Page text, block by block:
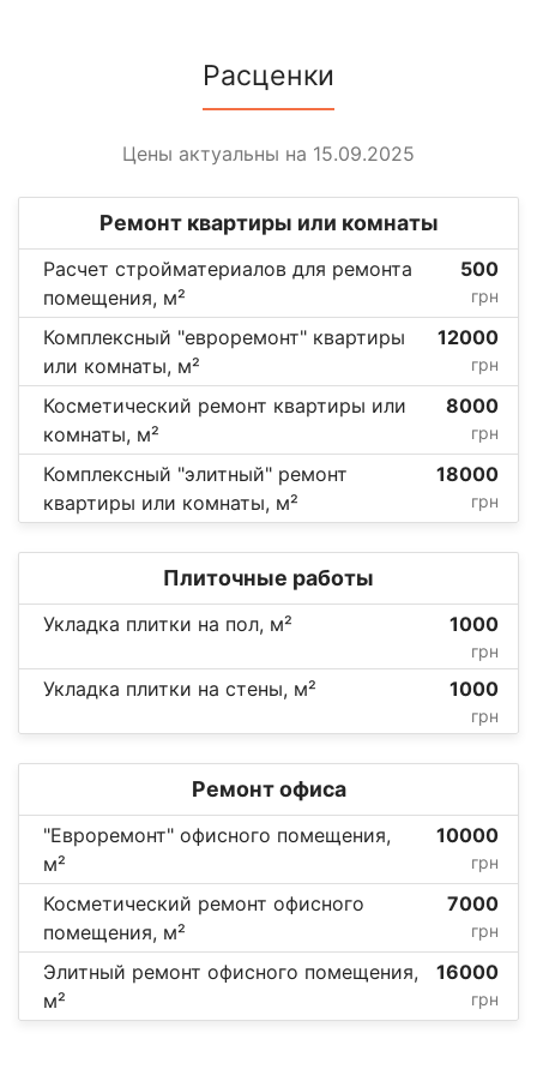
Расценки
Цены актуальны на 15.09.2025
Ремонт квартиры или комнаты
Расчет стройматериалов для ремонта
помещения, м²
500
грн
Комплексный "евроремонт" квартиры
или комнаты, м²
12000
грн
Косметический ремонт квартиры или
комнаты, м²
8000
грн
Комплексный "элитный" ремонт
квартиры или комнаты, м²
18000
грн
Плиточные работы
Укладка плитки на пол, м² 1000
грн
Укладка плитки на стены, м² 1000
грн
Ремонт офиса
"Евроремонт" офисного помещения,
м²
10000
грн
Косметический ремонт офисного
помещения, м²
7000
грн
Элитный ремонт офисного помещения,
м²
16000
грн